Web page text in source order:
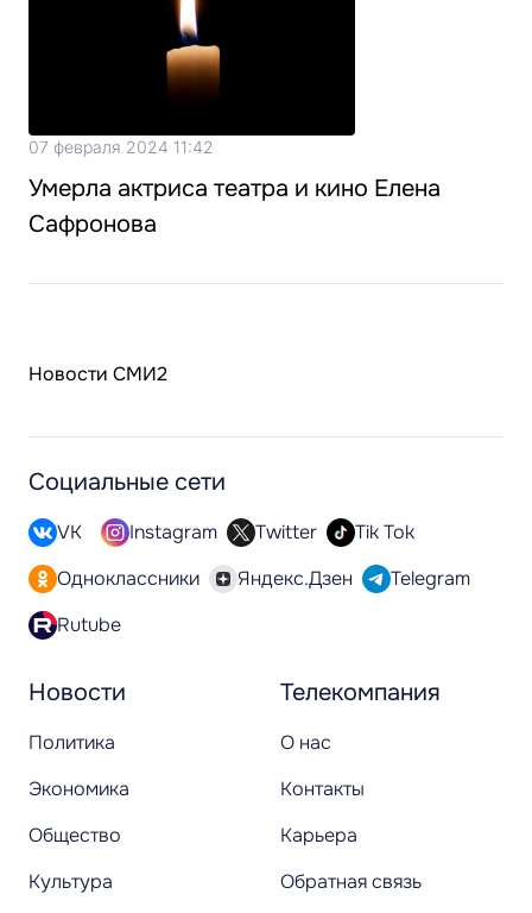
07 февраля 2024 11:42
Умерла актриса театра и кино Елена
Сафронова
Новости СМИ2
Новости
Политика
Экономика
Общество
Культура
Телекомпания
О нас
Контакты
Карьера
Обратная связь
Социальные сети
VK Instagram Twitter
Tik Tok
Одноклассники
Яндекс.Дзен
Telegram
Rutube